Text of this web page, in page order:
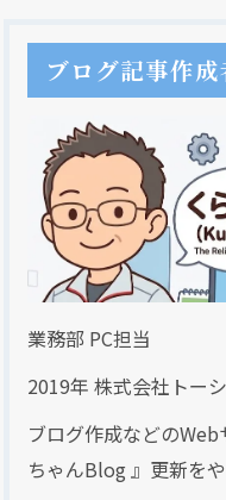
ブログ記事作成
業務部 PC担当
2019年 株式会社トー
ブログ作成などのWeb
ちゃんBlog 』更新をや